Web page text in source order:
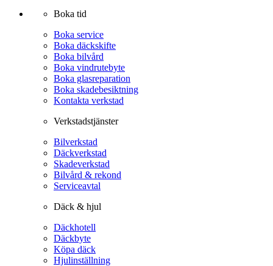
Boka tid
Boka service
Boka däckskifte
Boka bilvård
Boka vindrutebyte
Boka glasreparation
Boka skadebesiktning
Kontakta verkstad
Verkstadstjänster
Bilverkstad
Däckverkstad
Skadeverkstad
Bilvård & rekond
Serviceavtal
Däck & hjul
Däckhotell
Däckbyte
Köpa däck
Hjulinställning